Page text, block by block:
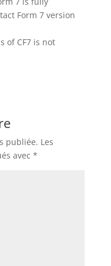
Form 7 version
of CF7 is not
publiée. Les
avec *